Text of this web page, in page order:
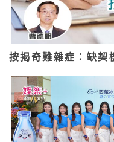
按揭奇難雜症：缺契